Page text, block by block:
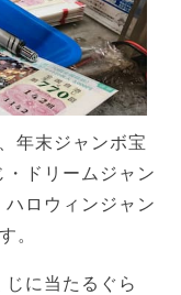
年末ジャンボ宝
・ドリームジャン
ロウィンジャン
。
に当たるぐら